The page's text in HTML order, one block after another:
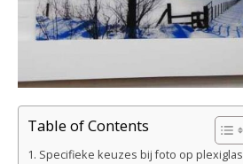
Table of Contents
Specifieke keuzes bij foto op plexiglas